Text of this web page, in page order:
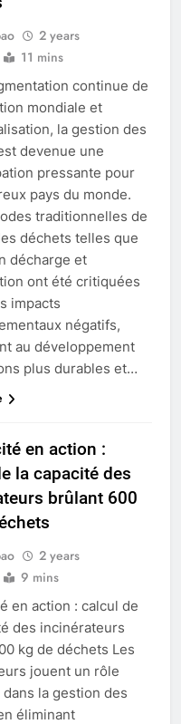
2 years
11 mins
continue de
mondiale et
la gestion des
devenue une
pressante pour
pays du monde.
traditionnelles de
déchets telles que
décharge et
ont été critiquées
impacts
négatifs,
au développement
plus durables et…
en action :
la capacité des
brûlant 600
2 years
9 mins
en action : calcul de
des incinérateurs
kg de déchets Les
jouent un rôle
la gestion des
éliminant